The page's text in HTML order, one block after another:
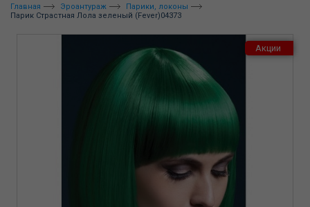
Главная Эроантураж
Парики, локоны
Парик Страстная Лола зеленый (Fever)04373
Акции